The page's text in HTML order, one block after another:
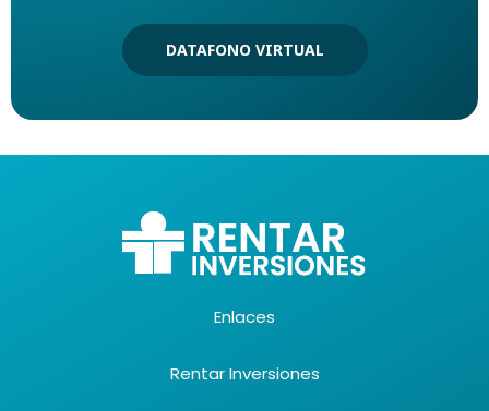
DATAFONO VIRTUAL
Enlaces
Rentar Inversiones